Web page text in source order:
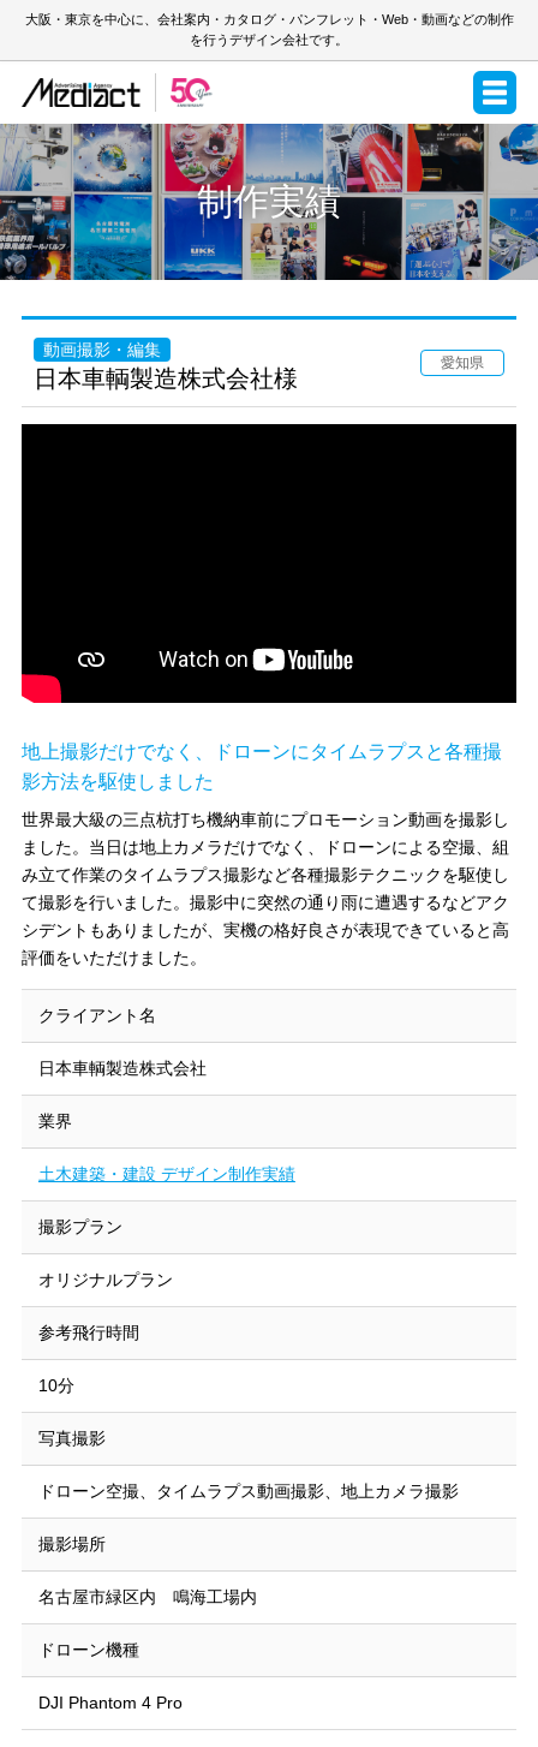
大阪・東京を中心に、会社案内・カタログ・パンフレット・Web・動画などの制作
を行うデザイン会社です。
制作実績
動画撮影・編集
日本車輌製造株式会社様
愛知県
地上撮影だけでなく、ドローンにタイムラプスと各種撮
影方法を駆使しました
世界最大級の三点杭打ち機納車前にプロモーション動画を撮影し
ました。当日は地上カメラだけでなく、ドローンによる空撮、組
み立て作業のタイムラプス撮影など各種撮影テクニックを駆使し
て撮影を行いました。撮影中に突然の通り雨に遭遇するなどアク
シデントもありましたが、実機の格好良さが表現できていると高
評価をいただけました。
クライアント名
日本車輌製造株式会社
業界
土木建築・建設 デザイン制作実績
撮影プラン
オリジナルプラン
参考飛行時間
10分
写真撮影
ドローン空撮、タイムラプス動画撮影、地上カメラ撮影
撮影場所
名古屋市緑区内 鳴海工場内
ドローン機種
DJI Phantom 4 Pro